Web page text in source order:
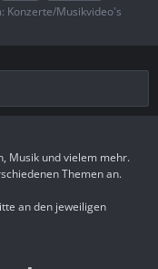
Konzerte/Musikvideo's
Musik und vielem mehr.
Themen an.
an den jeweiligen